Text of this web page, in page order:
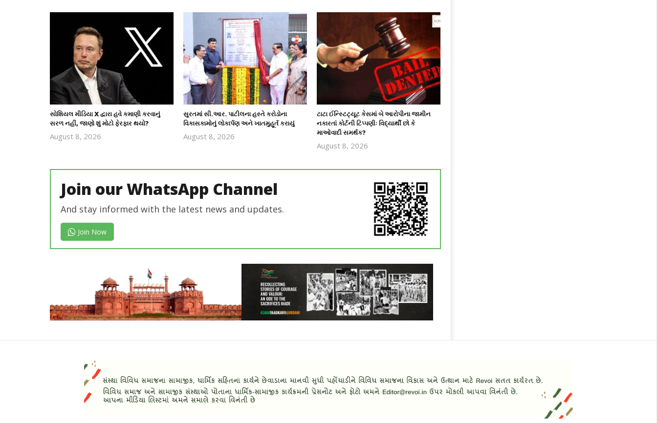
સોશિયલ મીડિયા X દ્વારા હવે કમાણી કરવાનું
સરળ નહીં, જાણો શું મોટો ફેરફાર થયો?
August 8, 2026
સુરતમાં સી.આર. પાટીલના હસ્તે કરોડોના
વિકાસકામોનું લોકાર્પણ અને ખાતમુહૂર્ત કરાયું
August 8, 2026
ટાટા ઈન્સ્ટિટ્યૂટ કેસમાં બે આરોપીના જામીન
નકારતાં કોર્ટની ટિપ્પણીઃ વિદ્યાર્થી છો કે
માઓવાદી સમર્થક?
August 8, 2026
Join our WhatsApp Channel
And stay informed with the latest news and updates.
Join Now